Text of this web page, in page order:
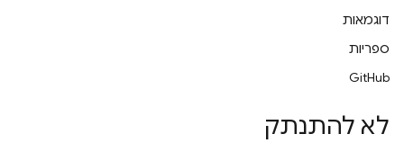
דוגמאות
ספריות
GitHub
לא להתנתק